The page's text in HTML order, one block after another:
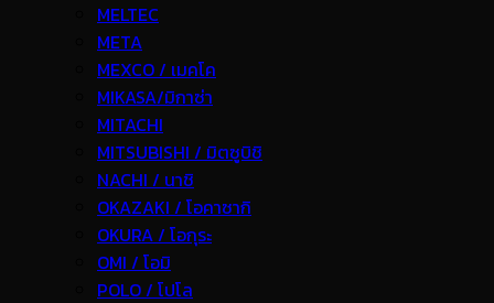
MELTEC
META
MEXCO / เมคโค
MIKASA/มิกาซ่า
MITACHI
MITSUBISHI / มิตซูบิชิ
NACHI / นาชิ
OKAZAKI / โอคาซากิ
OKURA / โอกุระ
OMI / โอมิ
POLO / โปโล